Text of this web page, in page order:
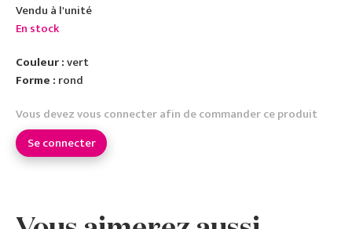
Vendu à l'unité
En stock
Couleur :vert
Forme : rond
Vous devez vous connecter afin de commander ce produit
Se connecter